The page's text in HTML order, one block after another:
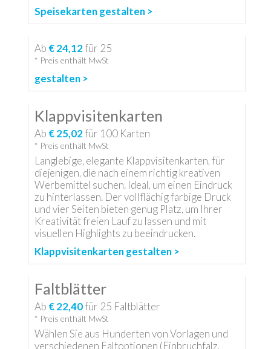
Speisekarten gestalten >
Ab € 24,12für 25
* Preis enthält MwSt
gestalten >
Klappvisitenkarten
Ab € 25,02für 100 Karten
* Preis enthält MwSt
Langlebige, elegante Klappvisitenkarten, für
diejenigen, die nach einem richtig kreativen
Werbemittel suchen. Ideal, um einen Eindruck
zu hinterlassen. Der vollflächig farbige Druck
und vier Seiten bieten genug Platz, um Ihrer
Kreativität freien Lauf zu lassen und mit
visuellen Highlights zu beeindrucken.
Klappvisitenkarten gestalten >
Faltblätter
Ab € 22,40für 25 Faltblätter
* Preis enthält MwSt
Wählen Sie aus Hunderten von Vorlagen und
verschiedenen Faltoptionen (Einbruchfalz,